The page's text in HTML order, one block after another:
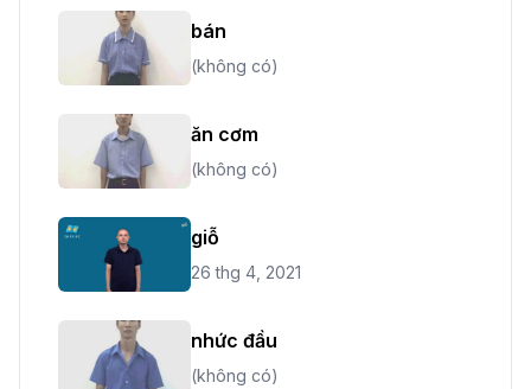
bán
(không có)
ăn cơm
(không có)
giỗ
26 thg 4, 2021
nhức đầu
(không có)